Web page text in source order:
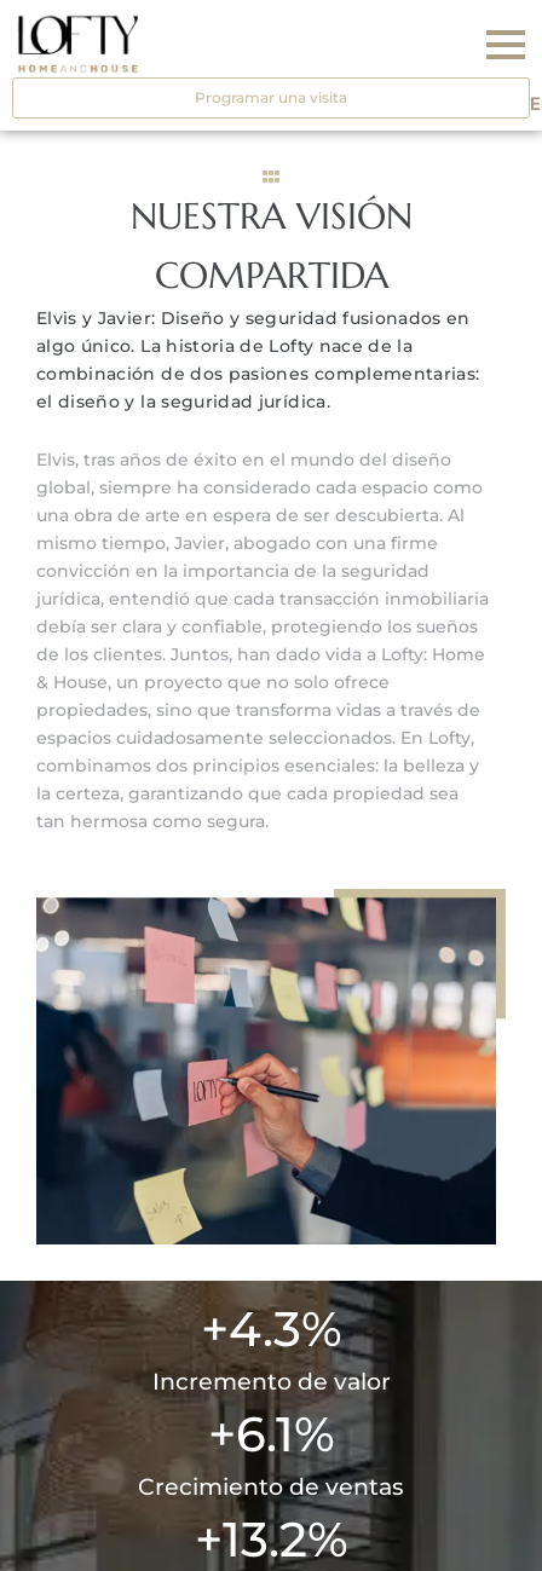
Skip
content
Programar una visita
NUESTRA VISIÓN
COMPARTIDA
Elvis y Javier: Diseño y seguridad fusionados en
algo único. La historia de Lofty nace de la
combinación de dos pasiones complementarias:
el diseño y la seguridad jurídica.
Elvis, tras años de éxito en el mundo del diseño
global, siempre ha considerado cada espacio como
una obra de arte en espera de ser descubierta. Al
mismo tiempo, Javier, abogado con una firme
convicción en la importancia de la seguridad
jurídica, entendió que cada transacción inmobiliaria
debía ser clara y confiable, protegiendo los sueños
de los clientes. Juntos, han dado vida a Lofty: Home
& House, un proyecto que no solo ofrece
propiedades, sino que transforma vidas a través de
espacios cuidadosamente seleccionados. En Lofty,
combinamos dos principios esenciales: la belleza y
la certeza, garantizando que cada propiedad sea
tan hermosa como segura.
Incremento de valor
+4.3%
Crecimiento de ventas
+6.1%
+13.2%